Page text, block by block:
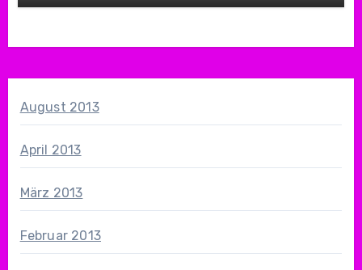
August 2013
April 2013
März 2013
Februar 2013